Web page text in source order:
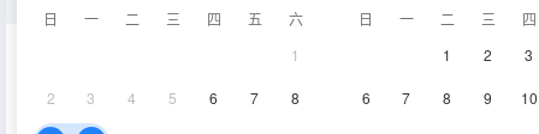
日 一 二 三 四 五
六
1
2 3 4 5 6 7 8
日 一 二 三
四
1
2 3
6 7 8 9 10
25-30㎡ 空調